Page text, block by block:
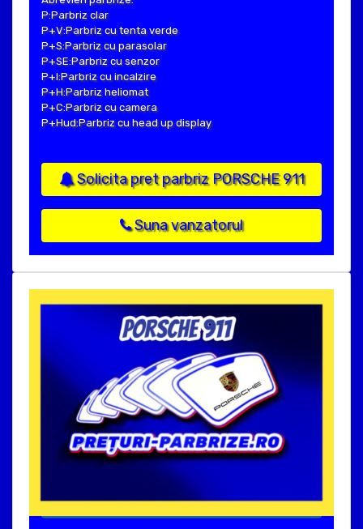
P:Parbriz clar
P+V:Parbriz cu tenta verde
P+S:Parbriz cu parasolar
P+SE:Parbriz cu senzor
P+I:Parbriz cu incalzire
P+H:Parbriz heliomat
P+C:Parbriz cu camera
P+Hud:Parbriz cu head up display
Solicita pret parbriz PORSCHE 911
Suna vanzatorul